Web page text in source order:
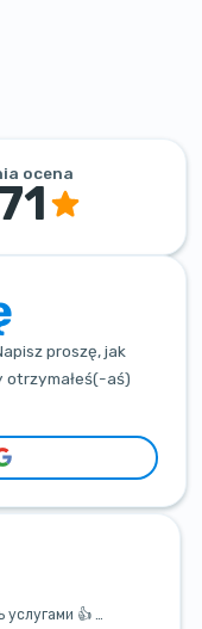
ocena
proszę, jak
otrzymałeś(-aś)
👍 …